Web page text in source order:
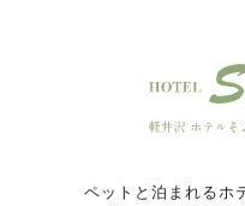
ペットと泊まれるホ